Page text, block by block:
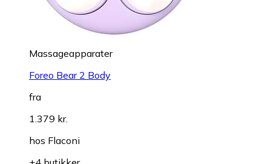
Massageapparater
Foreo Bear 2 Body
fra
1.379 kr.
hos Flaconi